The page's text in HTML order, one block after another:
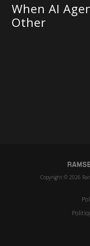
When AI
Other
Copyright © 2026